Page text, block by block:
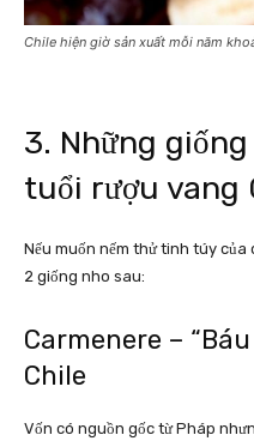
Chile hiện giờ sản xuất mỗi năm
3. Những
tuổi rượu vang
Nếu muốn nếm thử tinh túy
2 giống nho sau:
Carmenere –
Chile
Vốn có nguồn gốc từ Pháp